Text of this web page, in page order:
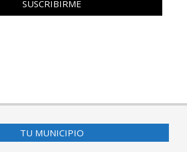
TU MUNICIPIO